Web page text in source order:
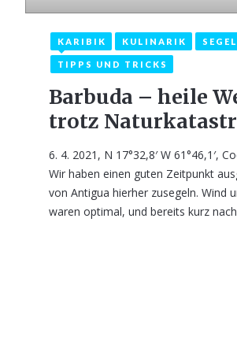
KARIBIK KULINARIK
TIPPS UND TRICKS
Barbuda – heile
trotz
6. 4. 2021, N 17°32,8′ W 61°46,1′,
Wir haben einen guten Zeitpunkt
von Antigua hierher zusegeln. Wind
waren optimal, und bereits kurz